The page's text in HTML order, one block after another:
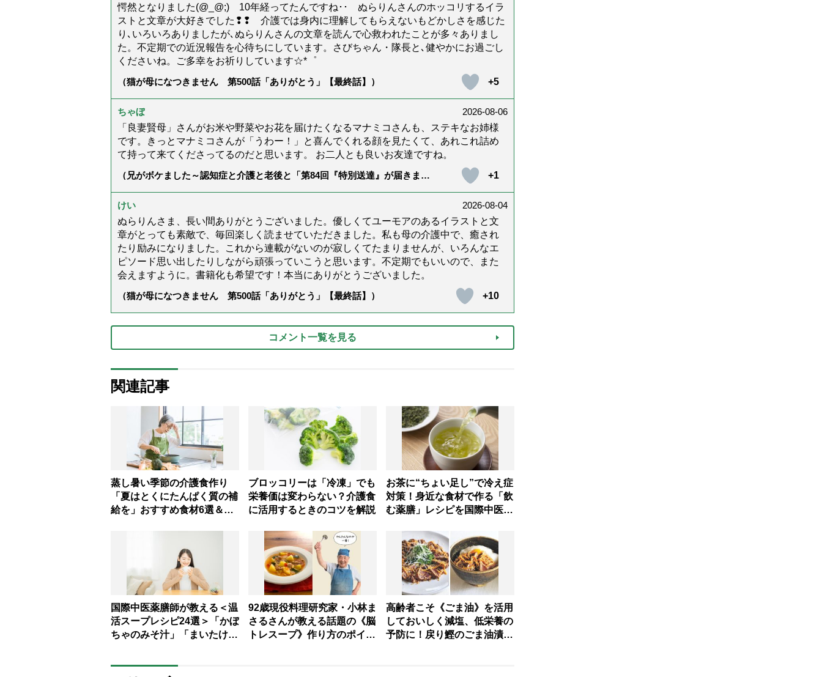
愕然となりました(@_@;) 10年経ってたんですね･･ ぬらりんさんのホッコリするイラ
ストと文章が大好きでした❢❢ 介護では身内に理解してもらえないもどかしさを感じた
り､いろいろありましたが､ぬらりんさんの文章を読んで心救われたことが多々ありまし
た。不定期での近況報告を心待ちにしています。さびちゃん・隊長と､健やかにお過ごし
くださいね。ご多幸をお祈りしています☆*゜
（猫が母になつきません 第500話「ありがとう」【最終話】）
+5
ちゃぼ
2026-08-06
「良妻賢母」さんがお米や野菜やお花を届けたくなるマナミコさんも、ステキなお姉様
です。きっとマナミコさんが「うわー！」と喜んでくれる顔を見たくて、あれこれ詰め
て持って来てくださってるのだと思います。 お二人とも良いお友達ですね。
（兄がボケました～認知症と介護と老後と「第84回『特別送達』が届きまし
+1
けい
2026-08-04
ぬらりんさま、長い間ありがとうございました。優しくてユーモアのあるイラストと文
章がとっても素敵で、毎回楽しく読ませていただきました。私も母の介護中で、癒され
たり励みになりました。これから連載がないのが寂しくてたまりませんが、いろんなエ
ピソード思い出したりしながら頑張っていこうと思います。不定期でもいいので、また
会えますように。書籍化も希望です！本当にありがとうございました。
（猫が母になつきません 第500話「ありがとう」【最終話】）
+10
コメント一覧を見る
関連記事
蒸し暑い季節の介護食作り
「夏はとくにたんぱく質の補
給を」おすすめ食材6選＆火
ブロッコリーは「冷凍」でも
栄養価は変わらない？介護食
に活用するときのコツを解説
お茶に“ちょい足し”で冷え症
対策！身近な食材で作る「飲
む薬膳」レシピを国際中医師
国際中医薬膳師が教える＜温
活スープレシピ24選＞「かぼ
ちゃのみそ汁」「まいたけサ
92歳現役料理研究家・小林ま
さるさんが教える話題の《脳
トレスープ》作り方のポイン
高齢者こそ《ごま油》を活用
しておいしく減塩、低栄養の
予防に！戻り鰹のごま油漬